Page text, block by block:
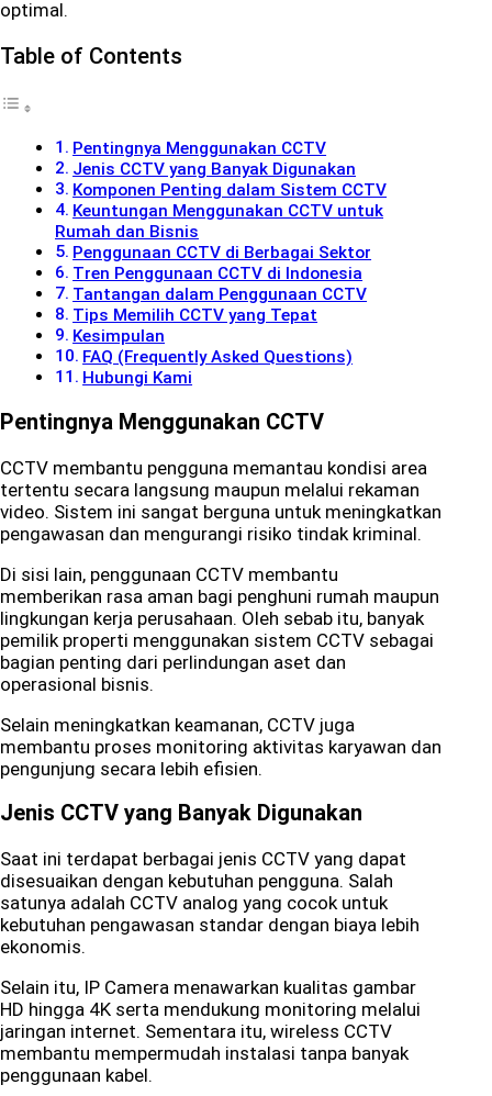
optimal.
Table of Contents
Pentingnya Menggunakan CCTV
Jenis CCTV yang Banyak Digunakan
Komponen Penting dalam Sistem CCTV
Keuntungan Menggunakan CCTV untuk
Rumah dan Bisnis
Penggunaan CCTV di Berbagai Sektor
Tren Penggunaan CCTV di Indonesia
Tantangan dalam Penggunaan CCTV
Tips Memilih CCTV yang Tepat
Kesimpulan
FAQ (Frequently Asked Questions)
Hubungi Kami
Pentingnya Menggunakan CCTV
CCTV membantu pengguna memantau kondisi area
tertentu secara langsung maupun melalui rekaman
video. Sistem ini sangat berguna untuk meningkatkan
pengawasan dan mengurangi risiko tindak kriminal.
Di sisi lain, penggunaan CCTV membantu
memberikan rasa aman bagi penghuni rumah maupun
lingkungan kerja perusahaan. Oleh sebab itu, banyak
pemilik properti menggunakan sistem CCTV sebagai
bagian penting dari perlindungan aset dan
operasional bisnis.
Selain meningkatkan keamanan, CCTV juga
membantu proses monitoring aktivitas karyawan dan
pengunjung secara lebih efisien.
Jenis CCTV yang Banyak Digunakan
Saat ini terdapat berbagai jenis CCTV yang dapat
disesuaikan dengan kebutuhan pengguna. Salah
satunya adalah CCTV analog yang cocok untuk
kebutuhan pengawasan standar dengan biaya lebih
ekonomis.
Selain itu, IP Camera menawarkan kualitas gambar
HD hingga 4K serta mendukung monitoring melalui
jaringan internet. Sementara itu, wireless CCTV
membantu mempermudah instalasi tanpa banyak
penggunaan kabel.